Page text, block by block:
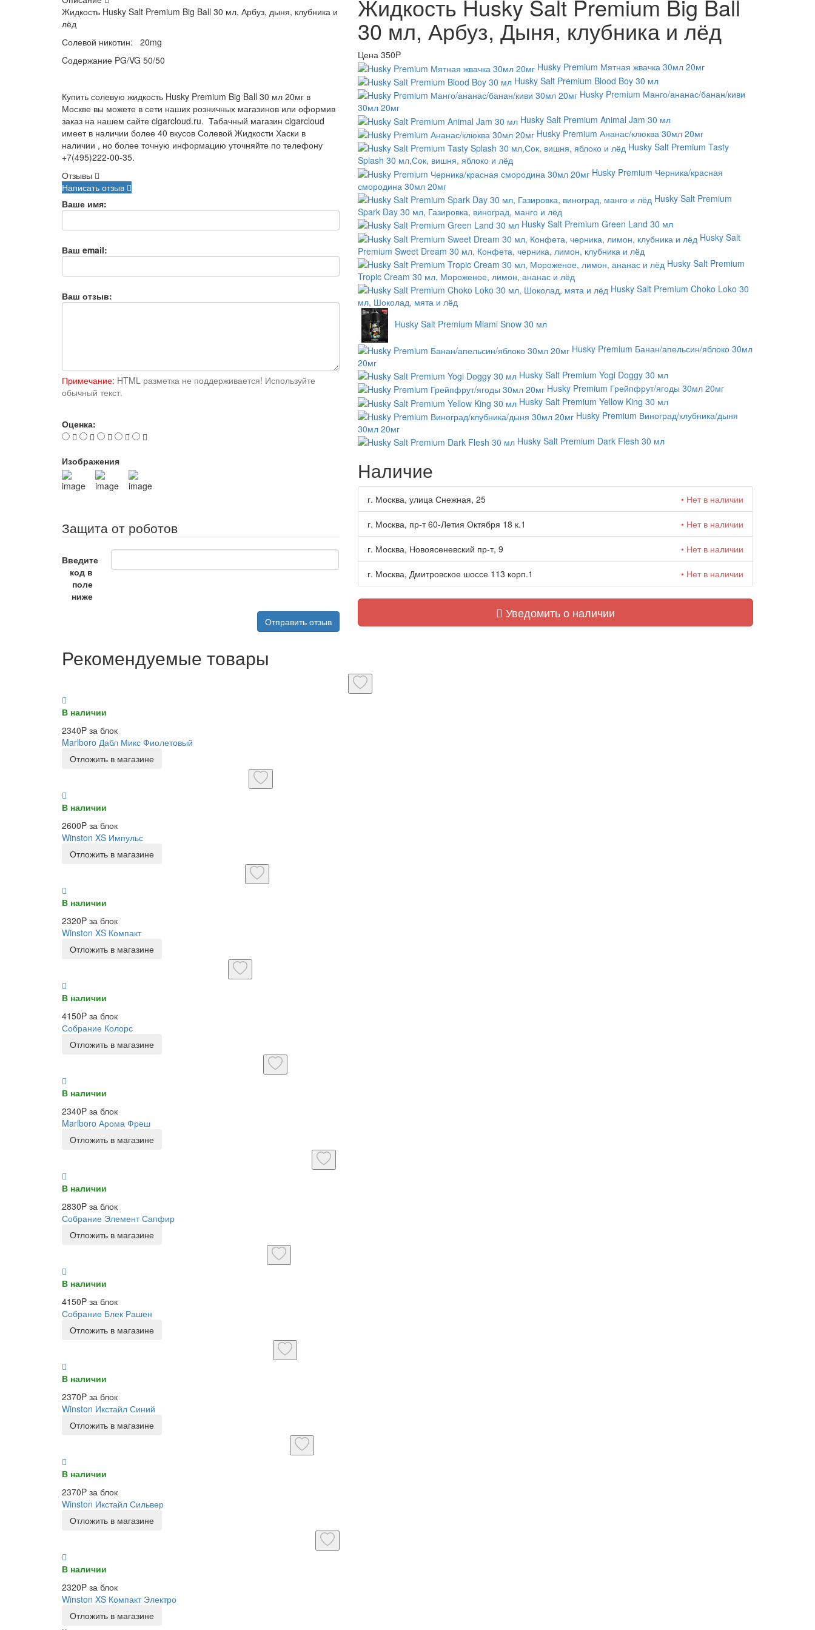
Жидкость Husky Salt Premium Big Ball 30 мл, Арбуз, дыня, клубника и
лёд
Солевой никотин: 20mg
Cодержание PG/VG 50/50
Купить солевую жидкость Husky Premium Big Ball 30 мл 20мг в
Москве вы можете в сети наших розничных магазинов или оформив
заказ на нашем сайте cigarcloud.ru. Табачный магазин cigarcloud
имеет в наличии более 40 вкусов Солевой Жидкости Хаски в
наличии , но более точную информацию уточняйте по телефону
+7(495)222-00-35.
Отзывы
Написать отзыв
Ваше имя:
Ваш email:
Ваш отзыв:
Примечание: HTML разметка не поддерживается! Используйте
обычный текст.
Оценка:
Изображения
Защита от роботов
Введите
код в
поле
ниже
Отправить отзыв
Жидкость Husky Salt Premium Big Ball
30 мл, Арбуз, Дыня, клубника и лёд
Цена 350P
Husky Premium Мятная жвачка 30мл 20мг
Husky Salt Premium Blood Boy 30 мл
Husky Premium Манго/ананас/банан/киви
30мл 20мг
Husky Salt Premium Animal Jam 30 мл
Husky Premium Ананас/клюква 30мл 20мг
Husky Salt Premium Tasty
Splash 30 мл,Сок, вишня, яблоко и лёд
Husky Premium Черника/красная
смородина 30мл 20мг
Husky Salt Premium
Spark Day 30 мл, Газировка, виноград, манго и лёд
Husky Salt Premium Green Land 30 мл
Husky Salt
Premium Sweet Dream 30 мл, Конфета, черника, лимон, клубника и лёд
Husky Salt Premium
Tropic Cream 30 мл, Мороженое, лимон, ананас и лёд
Husky Salt Premium Choko Loko 30
мл, Шоколад, мята и лёд
Husky Salt Premium Miami Snow 30 мл
Husky Premium Банан/апельсин/яблоко 30мл
20мг
Husky Salt Premium Yogi Doggy 30 мл
Husky Premium Грейпфрут/ягоды 30мл 20мг
Husky Salt Premium Yellow King 30 мл
Husky Premium Виноград/клубника/дыня
30мл 20мг
Husky Salt Premium Dark Flesh 30 мл
Наличие
г. Москва, улица Снежная, 25 • Нет в наличии
г. Москва, пр-т 60-Летия Октября 18 к.1 • Нет в наличии
г. Москва, Новоясеневский пр-т, 9 • Нет в наличии
г. Москва, Дмитровское шоссе 113 корп.1 • Нет в наличии
Уведомить о наличии
Рекомендуемые товары
В наличии
2340P за блок
Marlboro Дабл Микс Фиолетовый
Отложить в магазине
В наличии
2600P за блок
Winston XS Импульс
Отложить в магазине
В наличии
2320P за блок
Winston XS Компакт
Отложить в магазине
В наличии
4150P за блок
Собрание Колорс
Отложить в магазине
В наличии
2340P за блок
Marlboro Арома Фреш
Отложить в магазине
В наличии
2830P за блок
Собрание Элемент Сапфир
Отложить в магазине
В наличии
4150P за блок
Собрание Блек Рашен
Отложить в магазине
В наличии
2370P за блок
Winston Икстайл Синий
Отложить в магазине
В наличии
2370P за блок
Winston Икстайл Сильвер
Отложить в магазине
В наличии
2320P за блок
Winston XS Компакт Электро
Отложить в магазине